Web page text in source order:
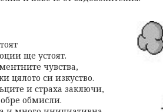
ще устоят.
чувства,
цялото си изкуство.
и страха заключи,
обмисли.